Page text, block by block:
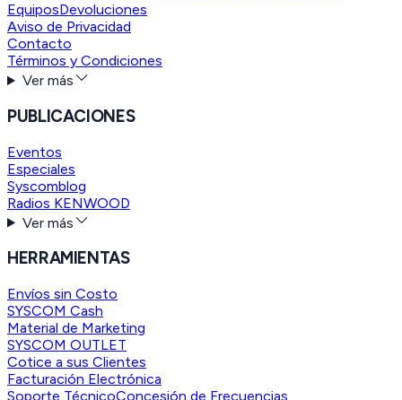
EquiposDevoluciones
Aviso de Privacidad
Contacto
Términos y Condiciones
Ver más
PUBLICACIONES
Eventos
Especiales
Syscomblog
Radios KENWOOD
Ver más
HERRAMIENTAS
Envíos sin Costo
SYSCOM Cash
Material de Marketing
SYSCOM OUTLET
Cotice a sus Clientes
Facturación Electrónica
Soporte TécnicoConcesión de Frecuencias